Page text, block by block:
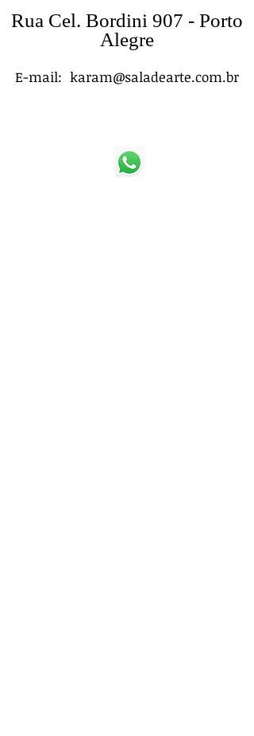
Rua Cel. Bordini 907 - Porto
Alegre
E-mail: karam@saladearte.com.br